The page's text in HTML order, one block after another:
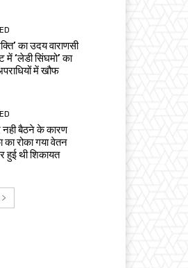
का उदय वाराणसी
‘लेडी सिंघमो’ का
में खौफ
नही बैठने के कारण
का रोका गया वेतन
हुई थी शिकायत